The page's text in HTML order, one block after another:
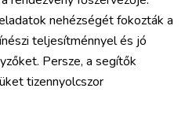
nehézségét fokozták a
teljesítménnyel és jó
Persze, a segítők
tizennyolcszor